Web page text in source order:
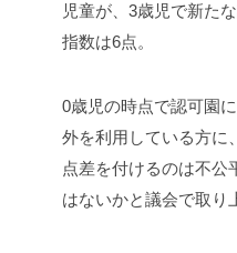
児童が、 3歳児で新た
指数は6点。
0歳児の時点で認可園
外を利用している方に
点差を付けるのは不公
はないかと議会で取り